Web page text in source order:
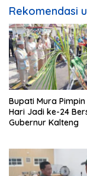
Rekomendasi
Bupati Mura
Hari Jadi ke-24
Gubernur Kalteng